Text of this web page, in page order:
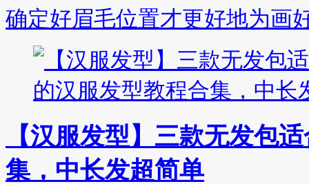
确定好眉毛位置才更好地为画
【汉服发型】三款无发包
集，中长发超简单